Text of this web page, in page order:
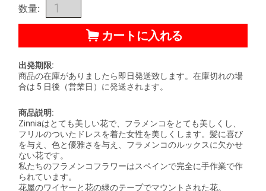
数量:
カートに入れる
出発期限:
商品の在庫がありましたら即日発送致します。在庫切れの場
合は 5 日後（営業日）に発送されます。
商品説明:
Zinniaはとても美しい花で、フラメンコをとても美しくし、
フリルのついたドレスを着た女性を美しくします。髪に喜び
を与え、色と優雅さを与え、フラメンコのルックスに欠かせ
ない花です。
私たちのフラメンコフラワーはスペインで完全に手作業で作
られています。
花屋のワイヤーと花の緑のテープでマウントされた花。